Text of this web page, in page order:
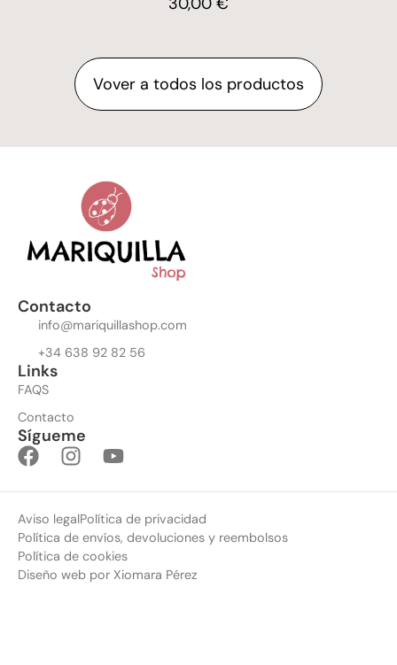
Vover a todos los productos
Contacto
info@mariquillashop.com
+34 638 92 82 56
Links
FAQS
Contacto
Sígueme
Aviso legalPolítica de privacidad
Política de envíos, devoluciones y reembolsos
Política de cookies
Diseño web por Xiomara Pérez